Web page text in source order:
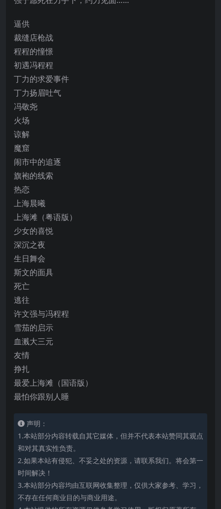
逼供
裁缝店枪战
程程的憧憬
初遇冯程程
丁力的求爱事件
丁力扬眉吐气
冯敬尧
火场
谅解
魔窟
闹市中的追逐
旗袍的线索
热恋
上海晨曦
上海滩（粤语版）
少女的喜悦
深沉之夜
生日舞会
斯文的面具
死亡
逃往
许文强与冯程程
雪茄的启示
血溅大三元
友情
挣扎
最爱上海滩（国语版）
最怕你跟别人睡
声明：
1.本站部分内容转载自其它媒体，但并不代表本站赞同其观点
和对其真实性负责。
2.如果本站有侵犯、不妥之处的资源，请联系我们。将会第一
时间解决！
3.本站部分内容均由互联网收集整理，仅供大家参考、学习，
不存在任何商业目的与商业用途。